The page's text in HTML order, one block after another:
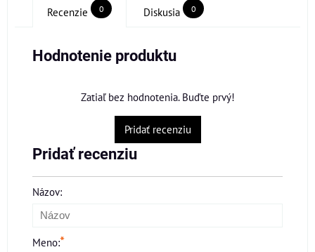
Recenzie 0 Diskusia 0
Hodnotenie produktu
Zatiaľ bez hodnotenia. Buďte prvý!
Pridať recenziu
Pridať recenziu
Názov:
Meno:*